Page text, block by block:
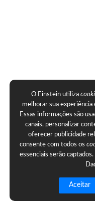
O Einstein utiliza
melhorar sua experiência
Essas informações são
canais, personalizar
oferecer publicidade
consente com todos os
essenciais serão captados.
Aceitar